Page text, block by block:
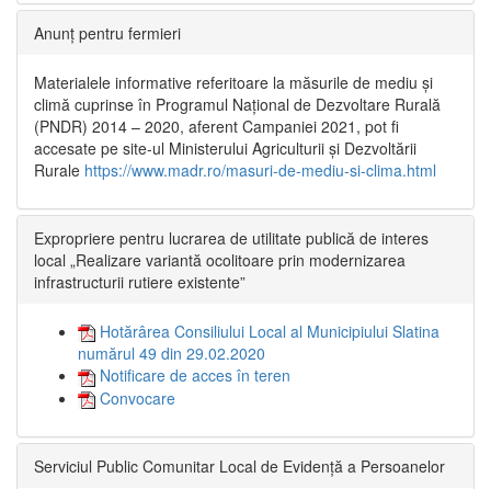
Anunț pentru fermieri
Materialele informative referitoare la măsurile de mediu și
climă cuprinse în Programul Național de Dezvoltare Rurală
(PNDR) 2014 – 2020, aferent Campaniei 2021, pot fi
accesate pe site-ul Ministerului Agriculturii și Dezvoltării
Rurale https://www.madr.ro/masuri-de-mediu-si-clima.html
Expropriere pentru lucrarea de utilitate publică de interes
local „Realizare variantă ocolitoare prin modernizarea
infrastructurii rutiere existente”
Hotărârea Consiliului Local al Municipiului Slatina
numărul 49 din 29.02.2020
Notificare de acces în teren
Convocare
Serviciul Public Comunitar Local de Evidență a Persoanelor